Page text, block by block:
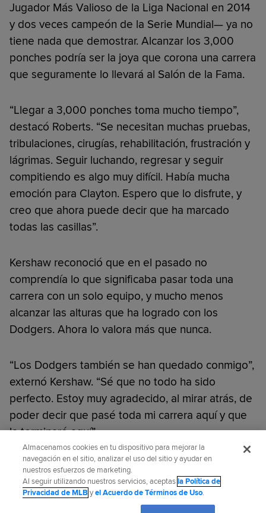
Jugador Más Valioso de la Liga Nacional en 2014
y dos veces campeón de la Serie Mundial— ya no
tiene nada que demostrar. Alcanzar los 3,000
ponches podría ser la joya que corona una carrera
que seguramente lo llevará al Salón de la Fama.
“Llegar a 3,000 ponches toma mucho tiempo”,
destacó Roberts. “Se necesitan muchas pruebas,
tribulaciones, cirugías, rehabilitación, frustración y
lágrimas. Seguir luchando, regresar y seguir
compitiendo es algo muy difícil. Había mucha
emoción para Clayton. Espero que lo disfrute, y
creo que ahora puede decir que ha marcado
todas las casillas”.
Kershaw reconoció que en el pasado no
comprendía lo que significaba pasar toda una
carrera con un solo equipo, y mucho menos
alcanzar las alturas que ha logrado con los
Dodgers. Ahora lo valora más que nunca.
“Los Dodgers también se han quedado conmigo”,
externó Kershaw. “Sé que no todo ha sido
perfecto. Estoy muy agradecido, al mirar atrás, de
poder decir que pasé toda mi carrera aquí y que
la terminaré aquí”.
¿Te gustó este artículo?
Almacenamos cookies en tu dispositivo para mejorar la
navegación en el sitio, analizar el uso del sitio y ayudar en
nuestros esfuerzos de marketing.
Al seguir utilizando nuestros servicios, aceptasla Política de
Privacidad de MLB yel Acuerdo de Términos de Uso.